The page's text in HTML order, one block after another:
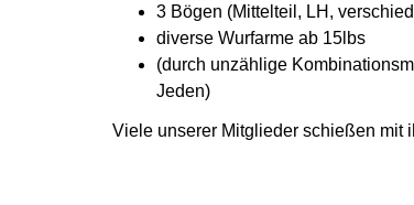
3 Bögen (Mittelteil, LH,
diverse Wurfarme ab 15lbs
(durch unzählige
Jeden)
Viele unserer Mitglieder schießen mit